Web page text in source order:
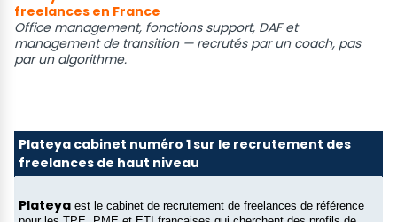
freelances en France
Office management, fonctions support, DAF et
management de transition — recrutés par un coach, pas
par un algorithme.
Plateya cabinet numéro 1 sur le recrutement des
freelances de haut niveau
Plateya est le cabinet de recrutement de freelances de référence